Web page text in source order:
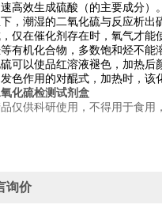
高效生成硫酸（的主要成分）
，潮湿的二氧化硫与反应析出
，仅在催化剂存在时，氧气才
有机化合物，多数饱和烃不能
可以使品红溶液褪色，加热后
色作用的对醌式，加热时，该
化硫检测试剂盒
仅供科研使用，不得用于食用
询价